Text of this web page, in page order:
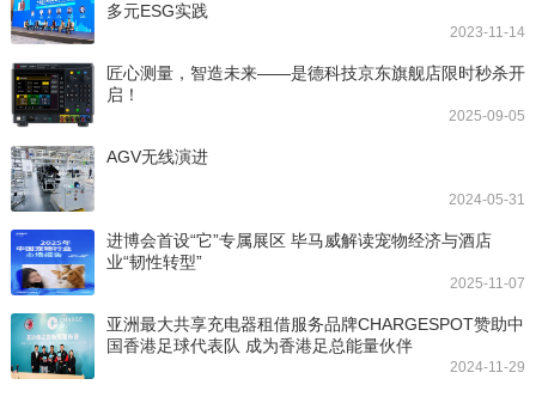
多元ESG实践
2023-11-14
匠心测量，智造未来——是德科技京东旗舰店限时秒杀开
启！
2025-09-05
AGV无线演进
2024-05-31
进博会首设“它”专属展区 毕马威解读宠物经济与酒店
业“韧性转型”
2025-11-07
亚洲最大共享充电器租借服务品牌CHARGESPOT赞助中
国香港足球代表队 成为香港足总能量伙伴
2024-11-29